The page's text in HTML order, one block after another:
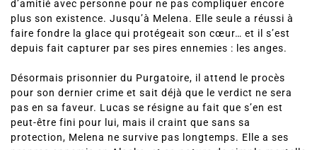
passés depuis plusieurs siècles, ne formant de liens
d’amitié avec personne pour ne pas compliquer encore
plus son existence. Jusqu’à Melena. Elle seule a réussi à
faire fondre la glace qui protégeait son cœur… et il s’est
Désormais prisonnier du Purgatoire, il attend le procès
pour son dernier crime et sait déjà que le verdict ne sera
pas en sa faveur. Lucas se résigne au fait que s’en est
peut-être fini pour lui, mais il craint que sans sa